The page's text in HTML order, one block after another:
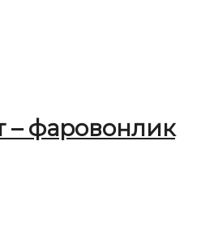
– фаровонлик